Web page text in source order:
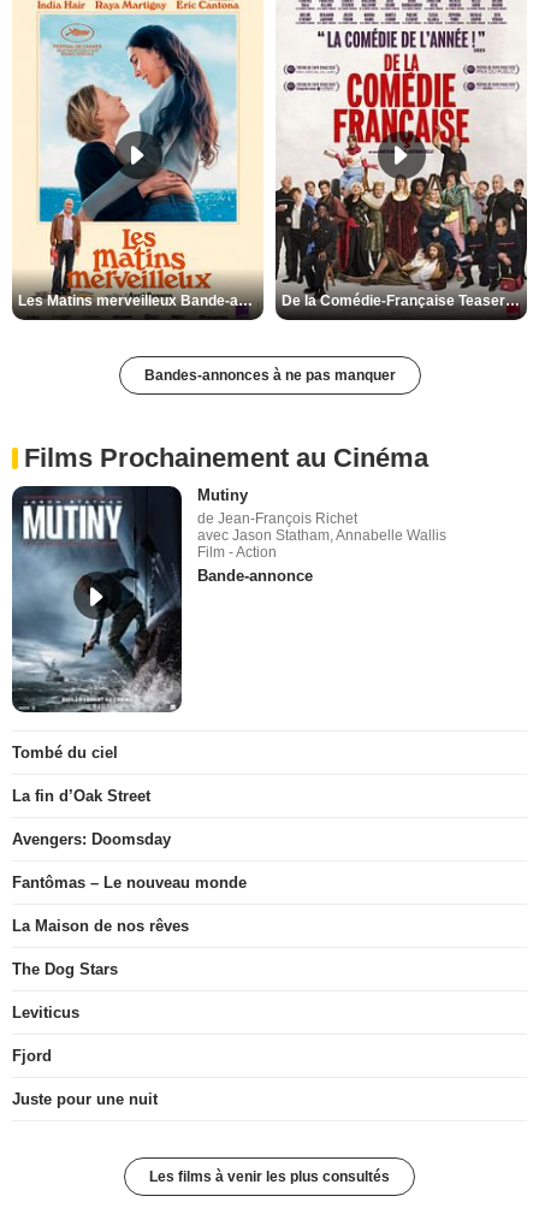
Les Matins merveilleux Bande-annonce VF De la Comédie-Française Teaser VF
Bandes-annonces à ne pas manquer
Films Prochainement au Cinéma
Mutiny
de Jean-François Richet
avec Jason Statham, Annabelle Wallis
Film - Action
Bande-annonce
Tombé du ciel
La fin d’Oak Street
Avengers: Doomsday
Fantômas – Le nouveau monde
La Maison de nos rêves
The Dog Stars
Leviticus
Fjord
Juste pour une nuit
Les films à venir les plus consultés